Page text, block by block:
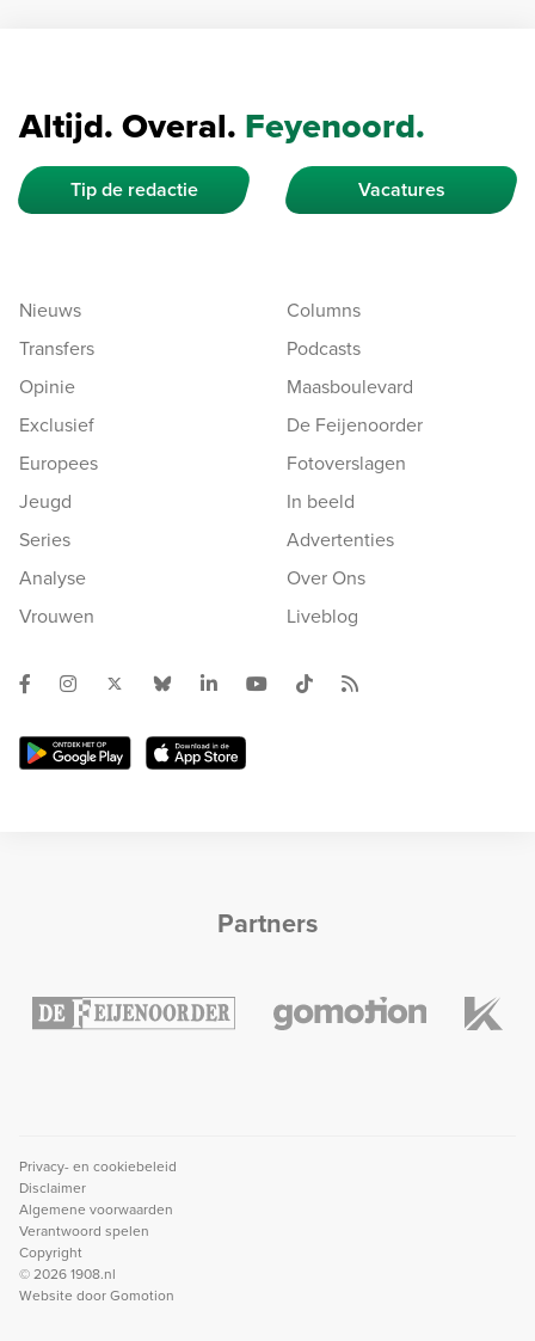
Altijd. Overal. Feyenoord.
Tip de redactie Vacatures
Nieuws
Transfers
Opinie
Exclusief
Europees
Jeugd
Series
Analyse
Vrouwen
Columns
Podcasts
Maasboulevard
De Feijenoorder
Fotoverslagen
In beeld
Advertenties
Over Ons
Liveblog
Partners
Privacy- en cookiebeleid
Disclaimer
Algemene voorwaarden
Verantwoord spelen
Copyright
© 2026 1908.nl
Website doorGomotion